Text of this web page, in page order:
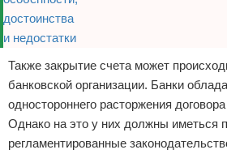
Также закрытие счета может
банковской организации. Банки
одностороннего расторжения
Однако на это у них должны иметься
регламентированные